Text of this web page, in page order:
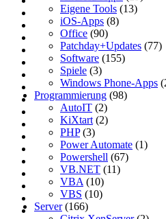
Eigene Tools (13)
iOS-Apps (8)
Office (90)
Patchday+Updates (77)
Software (155)
Spiele (3)
Windows Phone-Apps
Programmierung (98)
AutoIT (2)
KiXtart (2)
PHP(3)
Power Automate (1)
Powershell (67)
VB.NET (11)
VBA (10)
VBS (10)
Server(166)